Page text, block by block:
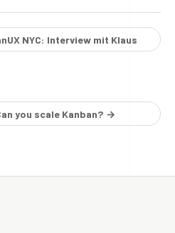
NYC: Interview mit Klaus
you scale Kanban? →